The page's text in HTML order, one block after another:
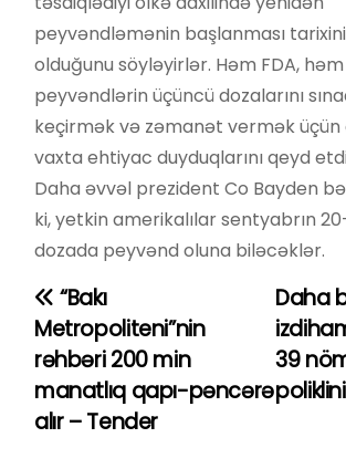
peyvəndləmənin başlanması
olduğunu söyləyirlər. Həm FDA,
peyvəndlərin üçüncü dozalarını
keçirmək və zəmanət vermək üçün
vaxta ehtiyac duyduqlarını qeyd
Daha əvvəl prezident Co Bayden
ki, yetkin amerikalılar sentyabrın
dozada peyvənd oluna biləcəklər.
Y
a
z
Daha
39
“Bakı
Metropoliteni”nin
rəhbəri 200 min
manatlıq qapı-pəncərə
alır – Tender